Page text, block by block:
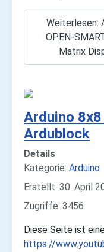
Weiterlesen:
OPEN-
Matrix
Arduino
Ardublock
Details
Kategorie: Arduino
Erstellt: 30. April
Zugriffe: 3456
Diese Seite ist
https://